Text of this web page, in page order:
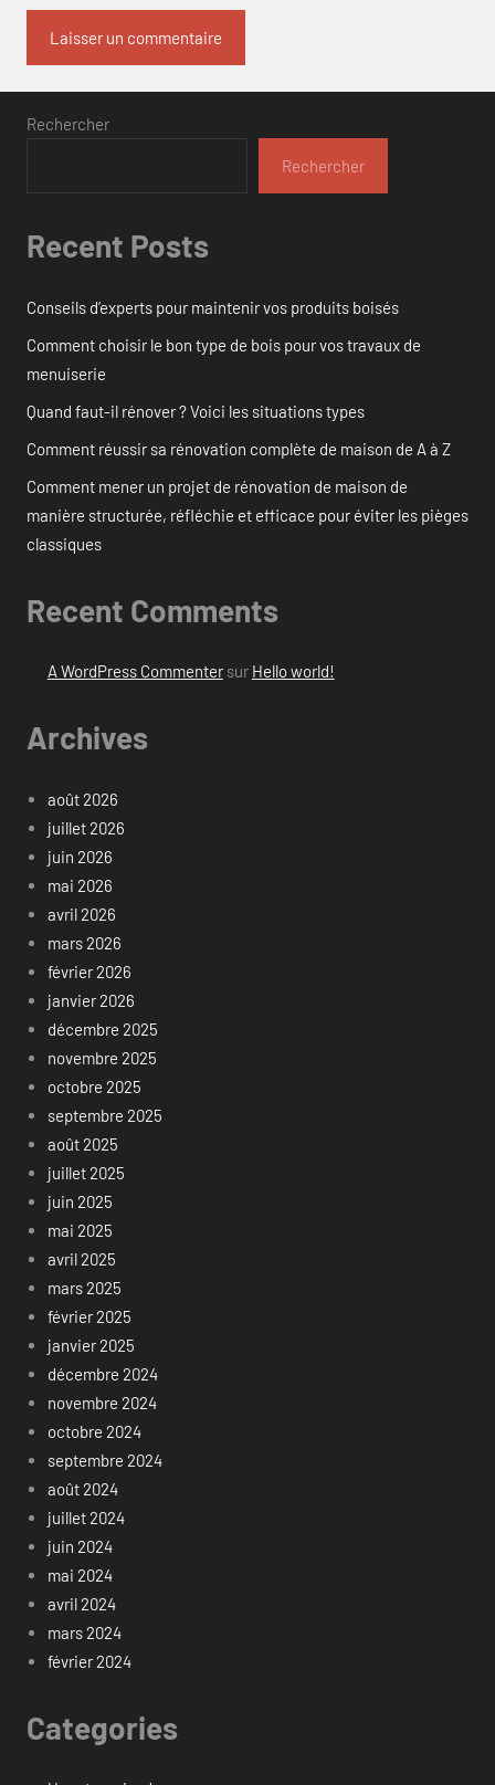
Rechercher
Rechercher
Recent Posts
Conseils d’experts pour maintenir vos produits boisés
Comment choisir le bon type de bois pour vos travaux de
menuiserie
Quand faut-il rénover ? Voici les situations types
Comment réussir sa rénovation complète de maison de A à Z
Comment mener un projet de rénovation de maison de
manière structurée, réfléchie et efficace pour éviter les pièges
classiques
Recent Comments
A WordPress Commentersur Hello world!
Archives
août 2026
juillet 2026
juin 2026
mai 2026
avril 2026
mars 2026
février 2026
janvier 2026
décembre 2025
novembre 2025
octobre 2025
septembre 2025
août 2025
juillet 2025
juin 2025
mai 2025
avril 2025
mars 2025
février 2025
janvier 2025
décembre 2024
novembre 2024
octobre 2024
septembre 2024
août 2024
juillet 2024
juin 2024
mai 2024
avril 2024
mars 2024
février 2024
Categories